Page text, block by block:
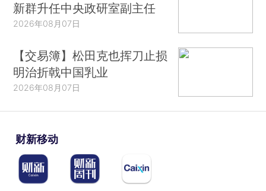
新群升任中央政研室副主任
2026年08月07日
【交易簿】松田克也挥刀止损
明治折戟中国乳业
2026年08月07日
财新移动